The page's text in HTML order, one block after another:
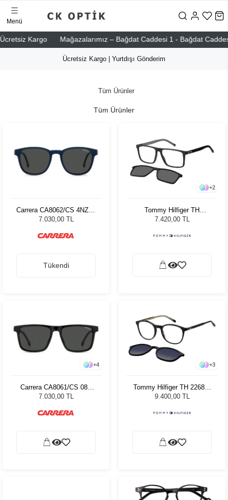
Kargo Mağazalarımız – Bağdat Caddesi 1 - Bağdat Caddesi 2
Menü
Ücretsiz Kargo | Yurtdışı Gönderim
Tüm Ürünler
Tüm Ürünler
Carrera CA8062/CS 4NZ51
Unisex Güneş Gözlüğü
7.030,00 TL
Tükendi
+2
Tommy Hilfiger TH
2086/CS O6W Erkek
7.420,00 TL
+4
Carrera CA8061/CS 08A
Erkek Güneş Gözlüğü
7.030,00 TL
+3
Tommy Hilfiger TH 2268/C
80751 Unisex Güneş
9.400,00 TL